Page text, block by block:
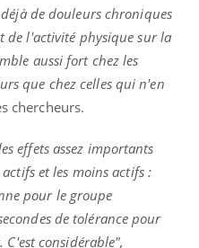
de douleurs chroniques
de l'activité physique sur la
aussi fort chez les
que chez celles qui n'en
chercheurs.
effets assez importants
et les moins actifs :
pour le groupe
de tolérance pour
considérable",